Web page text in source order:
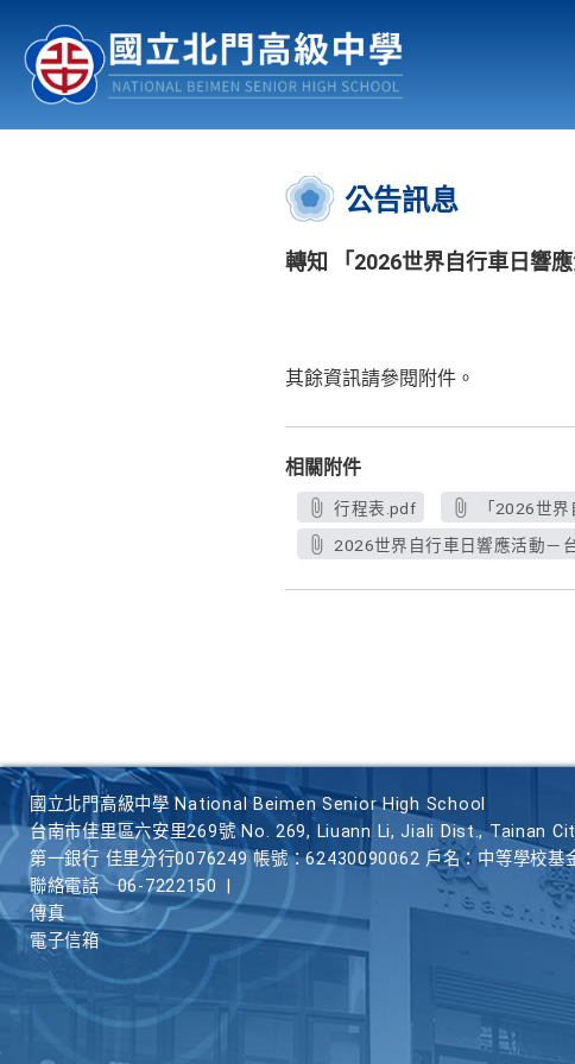
認識北中 行事曆
:::
公告訊息
轉知 「2026世界自行車日響
其餘資訊請參閱附件。
相關附件
行程表.pdf
「2026世
2026世界自行車日響應活動－
國立北門高級中學 National Beimen Senior High School
台南市佳里區六安里269號 No. 269, Liuann Li, Jiali Dist., Tainan
第一銀行 佳里分行0076249 帳號：62430090062 戶名：中等學校
聯絡電話
06-7222150
傳真
電子信箱